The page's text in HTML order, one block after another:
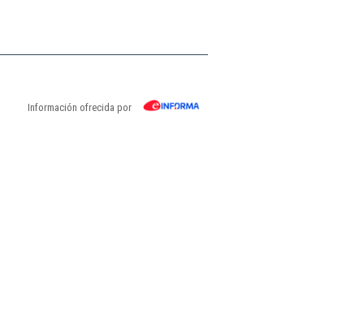
Información ofrecida por